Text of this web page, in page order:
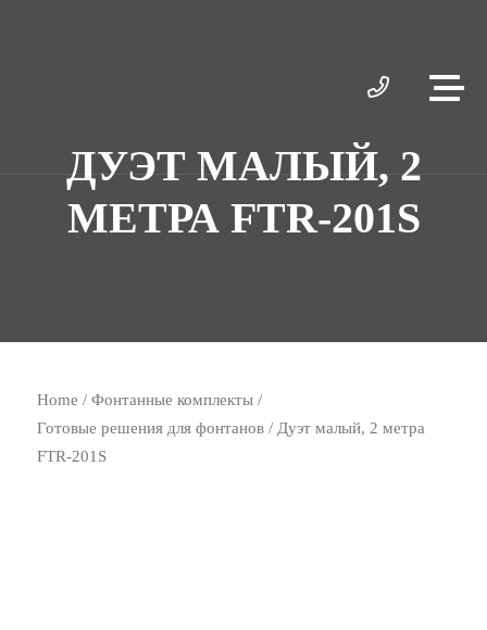
ДУЭТ МАЛЫЙ, 2
МЕТРА FTR‑201S
Home /Фонтанные комплекты /
Готовые решения для фонтанов / Дуэт малый, 2 метра
FTR‑201S